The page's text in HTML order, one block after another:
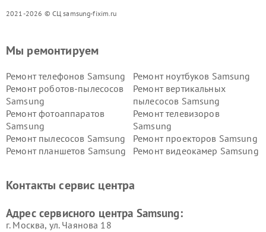
2021-2026 © СЦ samsung-fixim.ru
Мы ремонтируем
Ремонт телефонов Samsung
Ремонт ноутбуков Samsung
Ремонт роботов-пылесосов
Samsung
Ремонт вертикальных
пылесосов Samsung
Ремонт фотоаппаратов
Samsung
Ремонт телевизоров
Samsung
Ремонт пылесосов Samsung
Ремонт проекторов Samsung
Ремонт планшетов Samsung
Ремонт видеокамер Samsung
Контакты сервис центра
Адрес сервисного центра Samsung:
г. Москва, ул. Чаянова 18